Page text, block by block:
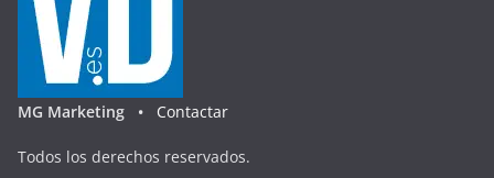
MG Marketing • Contactar
Todos los derechos reservados.